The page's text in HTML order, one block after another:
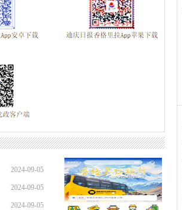
2024-09-05
2024-09-05
2024-09-05